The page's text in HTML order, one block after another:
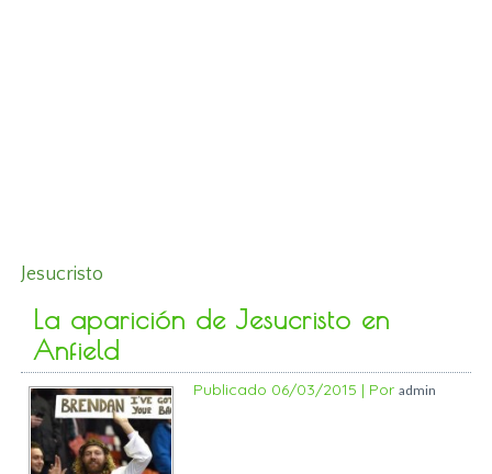
Jesucristo
La aparición de Jesucristo en
Anfield
Publicado 06/03/2015 | Por admin